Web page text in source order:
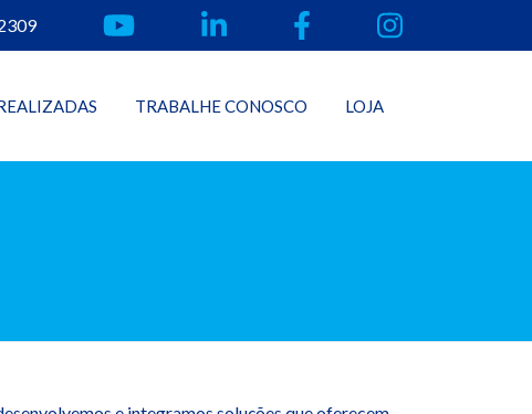
TRABALHE CONOSCO LOJA